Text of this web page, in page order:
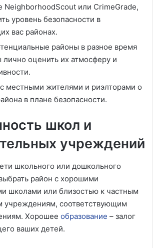
NeighborhoodScout или CrimeGrade,
уровень безопасности в
вас районах.
районы в разное время
лично оценить их атмосферу и
местными жителями и риэлторами о
в плане безопасности.
школ и
учреждений
школьного или дошкольного
район с хорошими
школами или близостью к частным
учреждениям, соответствующим
Хорошее образование – залог
ваших детей.